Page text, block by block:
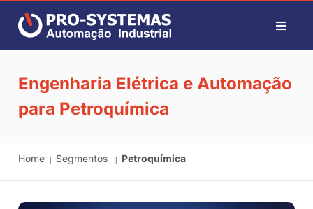
Engenharia Elétrica e Automação
para Petroquímica
Home Segmentos Petroquímica